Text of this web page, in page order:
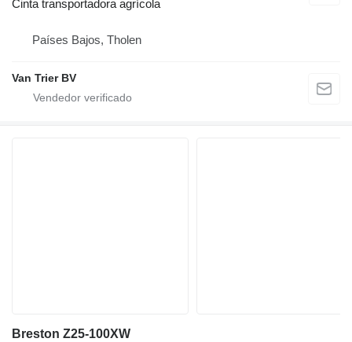
Cinta transportadora agrícola
Países Bajos, Tholen
Van Trier BV
Breston Z25-100XW